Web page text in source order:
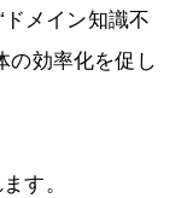
ドメイン知識不
の効率化を促し
す。